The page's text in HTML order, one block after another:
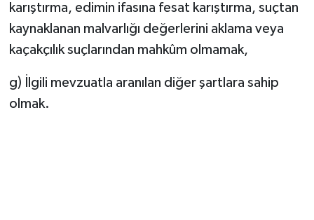
karıştırma, edimin ifasına fesat karıştırma, suçtan
kaynaklanan malvarlığı değerlerini aklama veya
kaçakçılık suçlarından mahkûm olmamak,
g) İlgili mevzuatla aranılan diğer şartlara sahip
olmak.